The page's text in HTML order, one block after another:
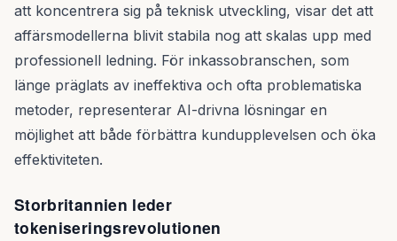
att koncentrera sig på teknisk utveckling, visar det att
affärsmodellerna blivit stabila nog att skalas upp med
professionell ledning. För inkassobranschen, som
länge präglats av ineffektiva och ofta problematiska
metoder, representerar AI-drivna lösningar en
möjlighet att både förbättra kundupplevelsen och öka
effektiviteten.
Storbritannien leder
tokeniseringsrevolutionen